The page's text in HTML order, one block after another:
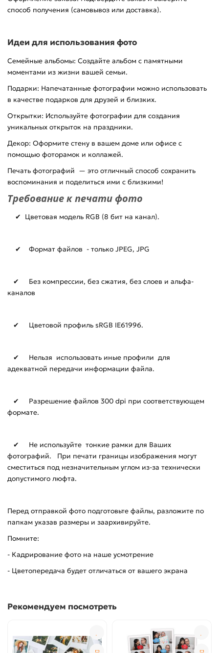
способ получения (самовывоз или доставка).
Идеи для использования фото
Семейные альбомы: Создайте альбом с памятными
моментами из жизни вашей семьи.
Подарки: Напечатанные фотографии можно использовать
в качестве подарков для друзей и близких.
Открытки: Используйте фотографии для создания
уникальных открыток на праздники.
Декор: Оформите стену в вашем доме или офисе с
помощью фоторамок и коллажей.
Печать фотографий — это отличный способ сохранить
воспоминания и поделиться ими с близкими!
Требование к печати фото
✔ Цветовая модель RGB (8 бит на канал).
✔ Формат файлов - только JPEG, JPG
✔ Без компрессии, без сжатия, без слоев и альфа-
каналов
✔ Цветовой профиль sRGB IE61996.
✔ Нельзя использовать иные профили для
адекватной передачи информации файла.
✔ Разрешение файлов 300 dpi при соответствующем
формате.
✔ Не используйте тонкие рамки для Ваших
фотографий. При печати границы изображения могут
сместиться под незначительным углом из-за технически
допустимого люфта.
Перед отправкой фото подготовьте файлы, разложите по
папкам указав размеры и заархивируйте.
Помните:
- Кадрирование фото на наше усмотрение
- Цветопередача будет отличаться от вашего экрана
Рекомендуем посмотреть